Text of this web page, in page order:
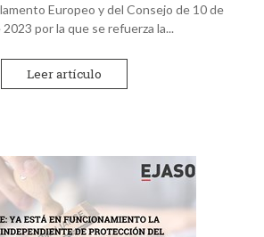
Europeo y del Consejo de 10 de
2023 por la que se refuerza la...
Leer artículo